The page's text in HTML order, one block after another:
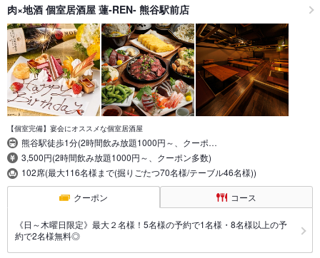
肉×地酒 個室居酒屋 蓮-REN- 熊谷駅前店
【個室完備】宴会にオススメな個室居酒屋
熊谷駅徒歩1分(2時間飲み放題1000円～、クーポ…
3,500円(2時間飲み放題1000円～、クーポン多数)
102席(最大116名様まで(掘りごたつ70名様/テーブル46名様))
クーポン コース
《日～木曜日限定》最大２名様！5名様の予約で1名様・8名様以上の予
約で2名様無料◎